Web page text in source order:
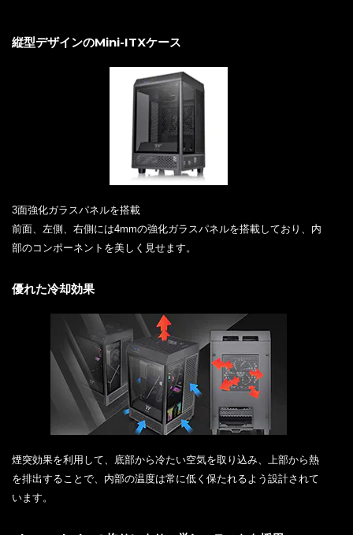
縦型デザインのMini-ITXケース
3面強化ガラスパネルを搭載
前面、左側、右側には4mmの強化ガラスパネルを搭載しており、内
部のコンポーネントを美しく見せます。
優れた冷却効果
煙突効果を利用して、底部から冷たい空気を取り込み、上部から熱
を排出することで、内部の温度は常に低く保たれるよう設計されて
います。